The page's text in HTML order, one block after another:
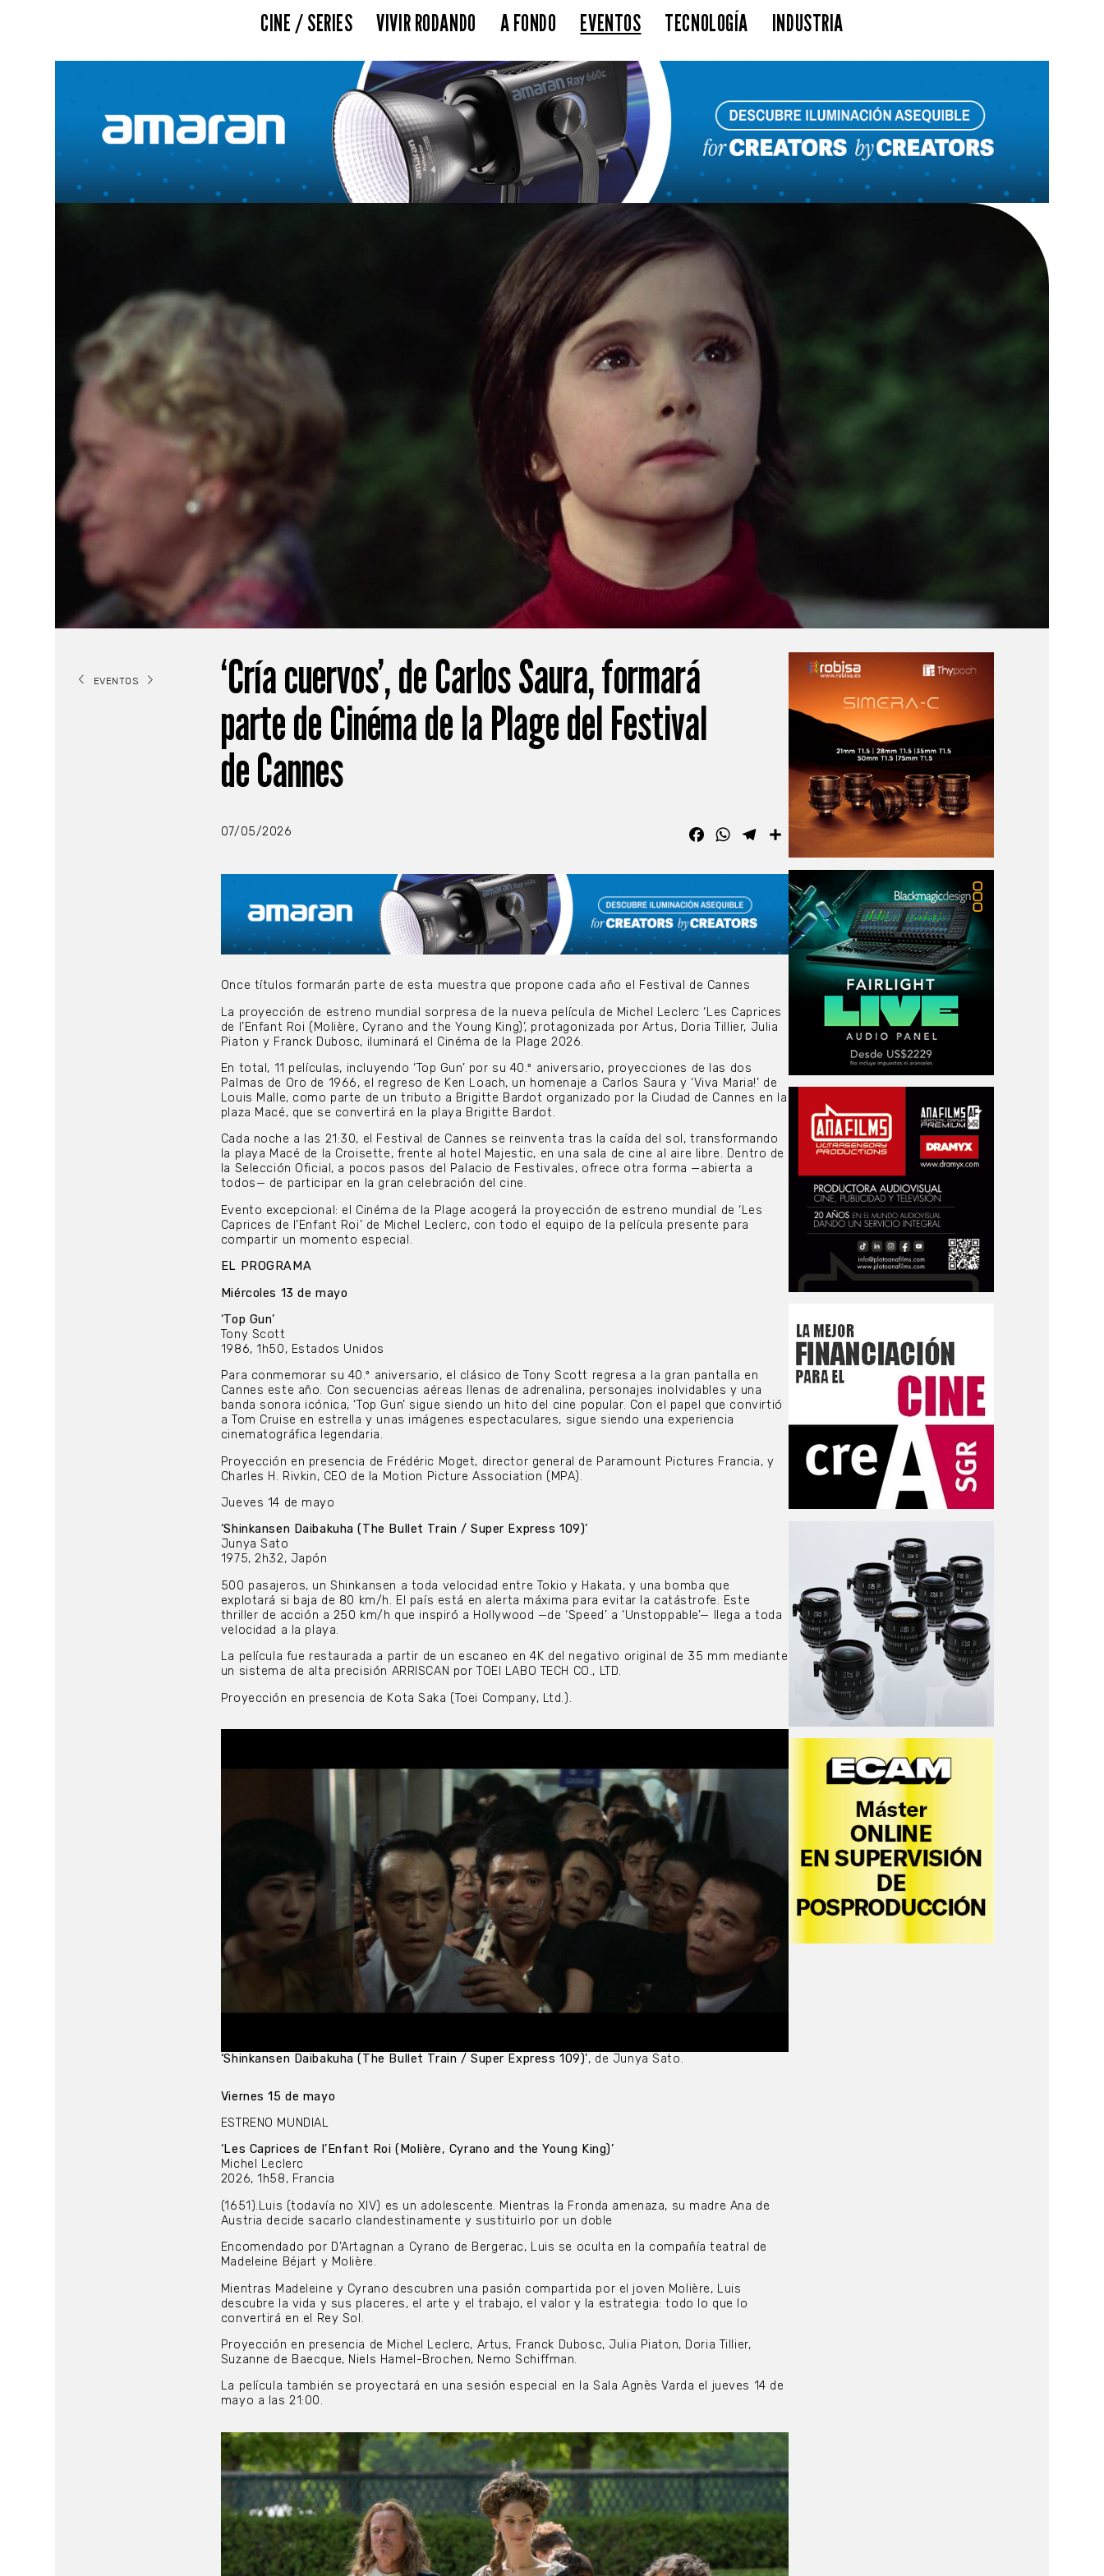
CINE / SERIES VIVIR RODANDO A FONDO EVENTOS TECNOLOGÍA INDUSTRIA
EVENTOS
‘Cría cuervos’, de Carlos Saura, formará
parte de Cinéma de la Plage del Festival
de Cannes
07/05/2026 FacebookWhatsAppTelegramCompartir
Once títulos formarán parte de esta muestra que propone cada año el Festival de Cannes
La proyección de estreno mundial sorpresa de la nueva película de Michel Leclerc ‘Les Caprices
de l’Enfant Roi (Molière, Cyrano and the Young King)’, protagonizada por Artus, Doria Tillier, Julia
Piaton y Franck Dubosc, iluminará el Cinéma de la Plage 2026.
En total, 11 películas, incluyendo ‘Top Gun’ por su 40.º aniversario, proyecciones de las dos
Palmas de Oro de 1966, el regreso de Ken Loach, un homenaje a Carlos Saura y ‘Viva Maria!’ de
Louis Malle, como parte de un tributo a Brigitte Bardot organizado por la Ciudad de Cannes en la
plaza Macé, que se convertirá en la playa Brigitte Bardot.
Cada noche a las 21:30, el Festival de Cannes se reinventa tras la caída del sol, transformando
la playa Macé de la Croisette, frente al hotel Majestic, en una sala de cine al aire libre. Dentro de
la Selección Oficial, a pocos pasos del Palacio de Festivales, ofrece otra forma —abierta a
todos— de participar en la gran celebración del cine.
Evento excepcional: el Cinéma de la Plage acogerá la proyección de estreno mundial de ‘Les
Caprices de l’Enfant Roi’ de Michel Leclerc, con todo el equipo de la película presente para
compartir un momento especial.
EL PROGRAMA
Miércoles 13 de mayo
‘Top Gun’
Tony Scott
1986, 1h50, Estados Unidos
Para conmemorar su 40.º aniversario, el clásico de Tony Scott regresa a la gran pantalla en
Cannes este año. Con secuencias aéreas llenas de adrenalina, personajes inolvidables y una
banda sonora icónica, ‘Top Gun’ sigue siendo un hito del cine popular. Con el papel que convirtió
a Tom Cruise en estrella y unas imágenes espectaculares, sigue siendo una experiencia
cinematográfica legendaria.
Proyección en presencia de Frédéric Moget, director general de Paramount Pictures Francia, y
Charles H. Rivkin, CEO de la Motion Picture Association (MPA).
Jueves 14 de mayo
‘Shinkansen Daibakuha (The Bullet Train / Super Express 109)’
Junya Sato
1975, 2h32, Japón
500 pasajeros, un Shinkansen a toda velocidad entre Tokio y Hakata, y una bomba que
explotará si baja de 80 km/h. El país está en alerta máxima para evitar la catástrofe. Este
thriller de acción a 250 km/h que inspiró a Hollywood —de ‘Speed’ a ‘Unstoppable’— llega a toda
velocidad a la playa.
La película fue restaurada a partir de un escaneo en 4K del negativo original de 35 mm mediante
un sistema de alta precisión ARRISCAN por TOEI LABO TECH CO., LTD.
Proyección en presencia de Kota Saka (Toei Company, Ltd.).
‘Shinkansen Daibakuha (The Bullet Train / Super Express 109)’, de Junya Sato.
Viernes 15 de mayo
ESTRENO MUNDIAL
‘Les Caprices de l’Enfant Roi (Molière, Cyrano and the Young King)’
Michel Leclerc
2026, 1h58, Francia
(1651).Luis (todavía no XIV) es un adolescente. Mientras la Fronda amenaza, su madre Ana de
Austria decide sacarlo clandestinamente y sustituirlo por un doble
Encomendado por D’Artagnan a Cyrano de Bergerac, Luis se oculta en la compañía teatral de
Madeleine Béjart y Molière.
Mientras Madeleine y Cyrano descubren una pasión compartida por el joven Molière, Luis
descubre la vida y sus placeres, el arte y el trabajo, el valor y la estrategia: todo lo que lo
convertirá en el Rey Sol.
Proyección en presencia de Michel Leclerc, Artus, Franck Dubosc, Julia Piaton, Doria Tillier,
Suzanne de Baecque, Niels Hamel-Brochen, Nemo Schiffman.
La película también se proyectará en una sesión especial en la Sala Agnès Varda el jueves 14 de
mayo a las 21:00.